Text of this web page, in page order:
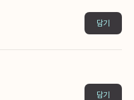
담기
담기